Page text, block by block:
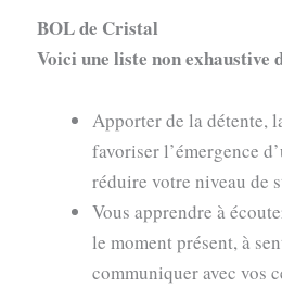
BOL de Cristal
Voici une liste non exhaustive
Apporter de la détente,
favoriser l’émergence
réduire votre niveau de
Vous apprendre à
le moment présent, à
communiquer avec vos